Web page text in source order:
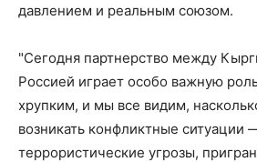
давлением и реальным союзом.
"Сегодня партнерство между
Россией играет особо важную
хрупким, и мы все видим,
возникать конфликтные ситуации
террористические угрозы,